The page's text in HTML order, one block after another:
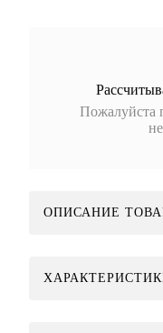
Пожалуйста
ОПИСАНИЕ